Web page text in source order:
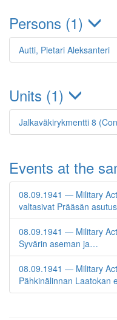
Persons (1)
Autti, Pietari Aleksanteri
Units (1)
Jalkaväkirykmentti 8
Events at the
08.09.1941 — Military
valtasivat Prääsän
08.09.1941 — Military
Syvärin aseman ja…
08.09.1941 — Military
Pähkinälinnan